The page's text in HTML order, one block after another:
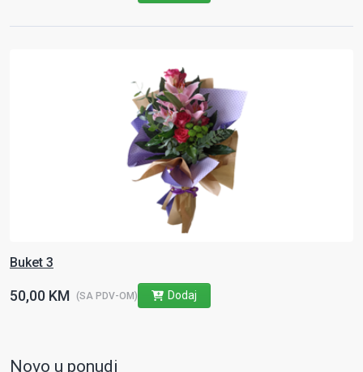
Buket 3
50,00 KM (SA PDV-OM) Dodaj
Novo u ponudi